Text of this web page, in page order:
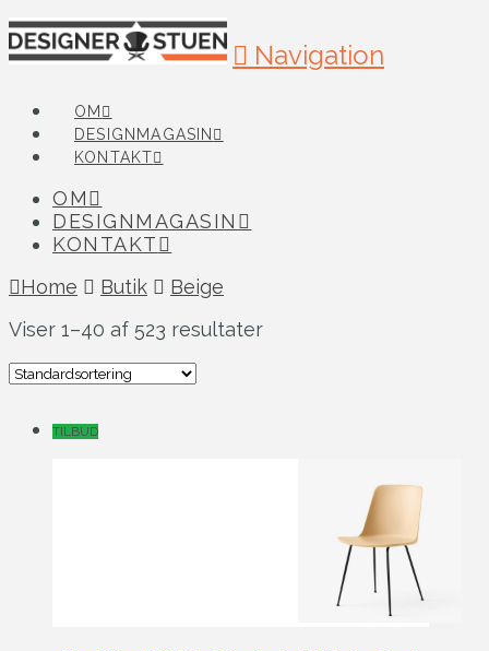
Navigation
OM
DESIGNMAGASIN
KONTAKT
OM
DESIGNMAGASIN
KONTAKT
Home
Butik
Beige
Viser 1–40 af 523 resultater
TILBUD